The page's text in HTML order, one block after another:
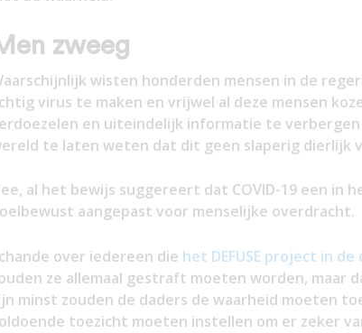
zweeg
wisten honderden mensen in de
virus te maken en vrijwel al deze mensen
en uiteindelijk informatie te
te laten weten dat dit geen slaperig dierlijk
al het bewijs suggereert dat COVID-19 een in
aangepast voor menselijke overdracht.
over iedereen die het DEFUSE project in
ze allemaal gestraft moeten worden, maar
minst zouden de daders de waarheid moeten
toezicht moeten instellen om er zeker